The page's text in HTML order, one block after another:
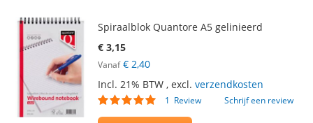
Spiraalblok Quantore A5 gelinieerd
€ 3,15
Vanaf € 2,40
Incl. 21% BTW , excl. verzendkosten
Waardering:
1 Review Schrijf een review